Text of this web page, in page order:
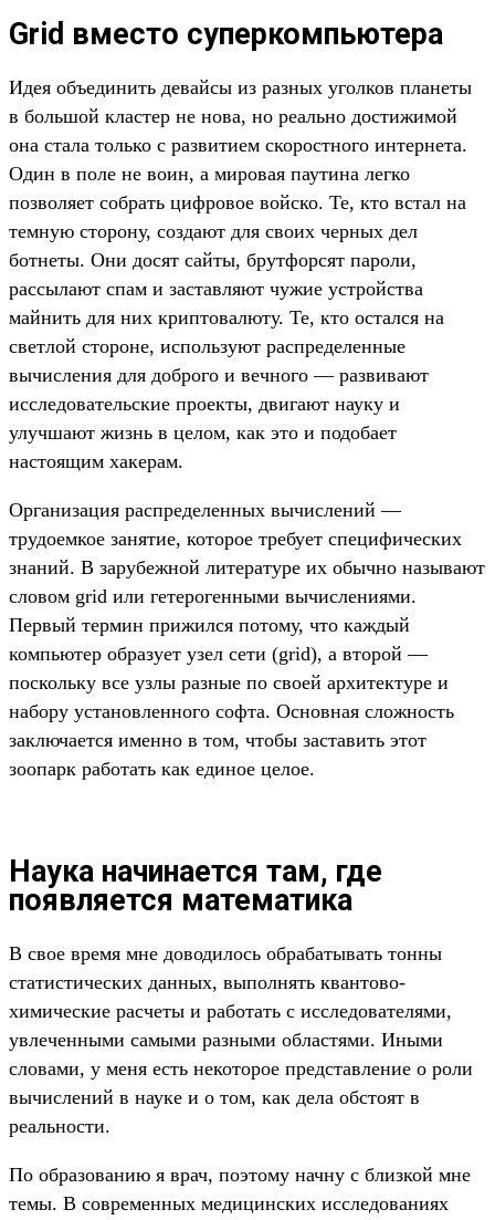
Grid вместо суперкомпьютера
Идея объединить девайсы из разных уголков планеты
в большой кластер не нова, но реально достижимой
она стала только с развитием скоростного интернета.
Один в поле не воин, а мировая паутина легко
позволяет собрать цифровое войско. Те, кто встал на
темную сторону, создают для своих черных дел
ботнеты. Они досят сайты, брутфорсят пароли,
рассылают спам и заставляют чужие устройства
майнить для них криптовалюту. Те, кто остался на
светлой стороне, используют распределенные
вычисления для доброго и вечного — развивают
исследовательские проекты, двигают науку и
улучшают жизнь в целом, как это и подобает
настоящим хакерам.
Организация распределенных вычислений —
трудоемкое занятие, которое требует специфических
знаний. В зарубежной литературе их обычно называют
словом grid или гетерогенными вычислениями.
Первый термин прижился потому, что каждый
компьютер образует узел сети (grid), а второй —
поскольку все узлы разные по своей архитектуре и
набору установленного софта. Основная сложность
заключается именно в том, чтобы заставить этот
зоопарк работать как единое целое.
Наука начинается там, где
появляется математика
В свое время мне доводилось обрабатывать тонны
статистических данных, выполнять квантово-
химические расчеты и работать с исследователями,
увлеченными самыми разными областями. Иными
словами, у меня есть некоторое представление о роли
вычислений в науке и о том, как дела обстоят в
реальности.
По образованию я врач, поэтому начну с близкой мне
темы. В современных медицинских исследованиях